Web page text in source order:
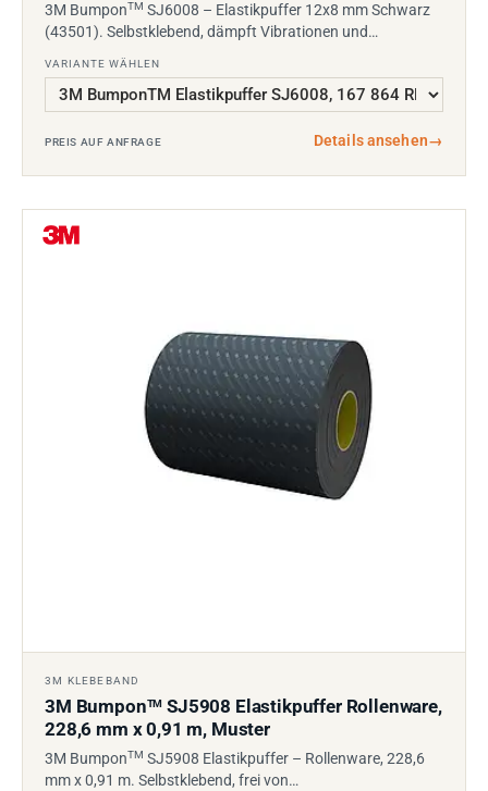
3M BumponTM SJ6008 – Elastikpuffer 12x8 mm Schwarz
(43501). Selbstklebend, dämpft Vibrationen und…
VARIANTE WÄHLEN
PREIS AUF ANFRAGE Details ansehen→
3M KLEBEBAND
3M BumponTM SJ5908 Elastikpuffer Rollenware,
228,6 mm x 0,91 m, Muster
3M BumponTM SJ5908 Elastikpuffer – Rollenware, 228,6
mm x 0,91 m. Selbstklebend, frei von…